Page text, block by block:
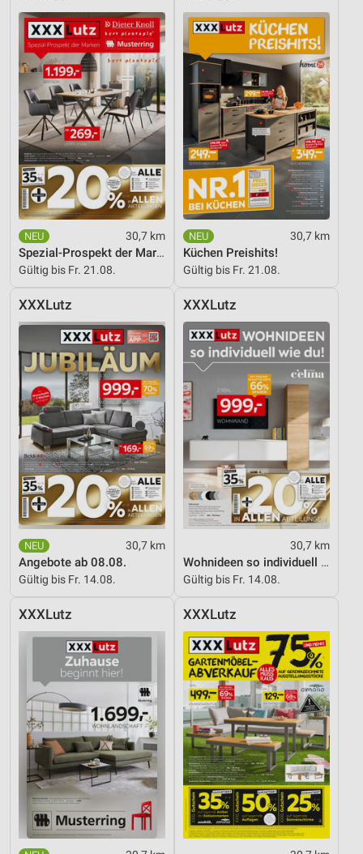
30,7 km
Spezial-Prospekt der Marken
Gültig bis Fr. 21.08.
30,7 km
Küchen Preishits!
Gültig bis Fr. 21.08.
XXXLutz
30,7 km
Angebote ab 08.08.
Gültig bis Fr. 14.08.
XXXLutz
30,7 km
Wohnideen so individuell wie du!
Gültig bis Fr. 14.08.
XXXLutz XXXLutz
Wir nutzen Ihre Daten für folgende Zwecke:
IAB-Verarbeitungszwecke:
Speichern von oder Zugriff auf Informationen
auf einem Endgerät
Verwendung reduzierter Daten zur Auswahl von
Werbeanzeigen
Erstellung von Profilen für personalisierte
Werbung
Verwendung von Profilen zur Auswahl
personalisierter Werbung
Erstellung von Profilen zur Personalisierung
von Inhalten
Verwendung von Profilen zur Auswahl
personalisierter Inhalte
Messung der Werbeleistung
Messung der Performance von Inhalten
Analyse von Zielgruppen durch Statistiken oder
Kombinationen von Daten aus verschiedenen
Quellen
Entwicklung und Verbesserung der Angebote
Verwendung reduzierter Daten zur Auswahl von
Inhalten
IAB-Besonderheiten:
Verwendung genauer Standortdaten
Informationen identifizieren
Nicht-IAB-Verarbeitungszwecke:
Notwendig
Performance
Funktional
Werbung